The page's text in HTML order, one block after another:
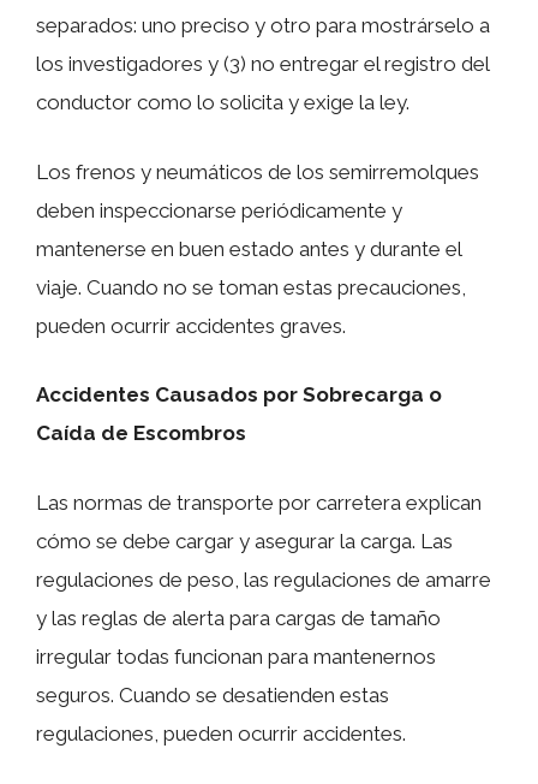
separados: uno preciso y otro para mostrárselo a
los investigadores y (3) no entregar el registro del
conductor como lo solicita y exige la ley.
Los frenos y neumáticos de los semirremolques
deben inspeccionarse periódicamente y
mantenerse en buen estado antes y durante el
viaje. Cuando no se toman estas precauciones,
pueden ocurrir accidentes graves.
Accidentes Causados por Sobrecarga o
Caída de Escombros
Las normas de transporte por carretera explican
cómo se debe cargar y asegurar la carga. Las
regulaciones de peso, las regulaciones de amarre
y las reglas de alerta para cargas de tamaño
irregular todas funcionan para mantenernos
seguros. Cuando se desatienden estas
regulaciones, pueden ocurrir accidentes.